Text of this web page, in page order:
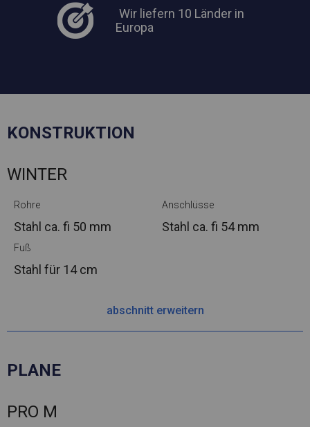
Wir liefern 10 Länder in
Europa
KONSTRUKTION
WINTER
Rohre
Stahl ca. fi 50 mm
Anschlüsse
Stahl ca. fi 54 mm
Fuß
Stahl für 14 cm
abschnitt erweitern
PLANE
PRO M